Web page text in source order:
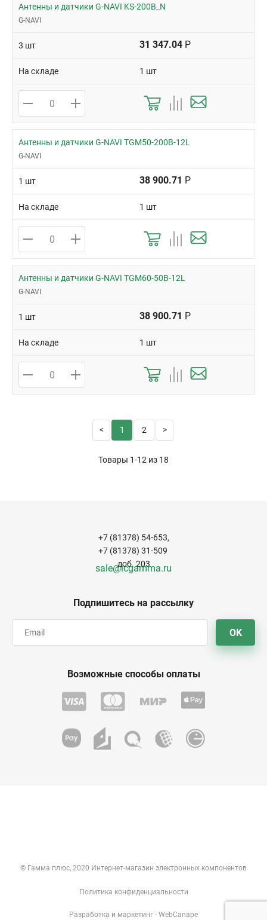
Антенны и датчики G-NAVI KS-200B_N
G-NAVI
3 шт 31 347.04 Р
На складе 1 шт
Антенны и датчики G-NAVI TGM50-200B-12L
G-NAVI
1 шт 38 900.71 Р
На складе 1 шт
Антенны и датчики G-NAVI TGM60-50B-12L
G-NAVI
1 шт 38 900.71 Р
На складе 1 шт
1 2
Товары 1-12 из 18
Подпишитесь на рассылку
OK
+7 (81378) 54-653,
+7 (81378) 31-509
доб. 203
sale@icgamma.ru
Возможные способы оплаты
© Гамма плюс, 2020 Интернет-магазин электронных компонентов
Политика конфиденциальности
Разработка и маркетинг - WebCanape